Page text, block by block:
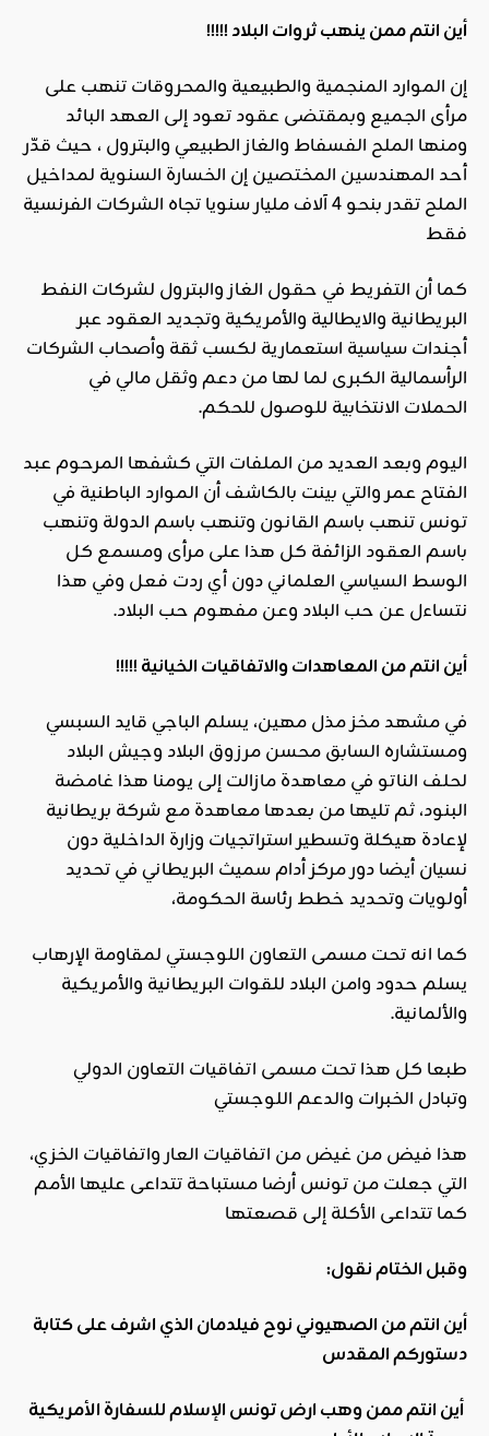
أين انتم ممن ينهب ثروات البلاد!!!!!
إن الموارد المنجمية والطبيعية والمحروقات تنهب على
مرأى الجميع وبمقتضى عقود تعود إلى العهد البائد
ومنها الملح الفسفاط والغاز الطبيعي والبترول ، حيث قدّر
أحد المهندسين المختصين إن الخسارة السنوية لمداخيل
الملح تقدر بنحو 4 آلاف مليار سنويا تجاه الشركات الفرنسية
فقط
كما أن التفريط في حقول الغاز والبترول لشركات النفط
البريطانية والايطالية والأمريكية وتجديد العقود عبر
أجندات سياسية استعمارية لكسب ثقة وأصحاب الشركات
الرأسمالية الكبرى لما لها من دعم وثقل مالي في
الحملات الانتخابية للوصول للحكم.
اليوم وبعد العديد من الملفات التي كشفها المرحوم عبد
الفتاح عمر والتي بينت بالكاشف أن الموارد الباطنية في
تونس تنهب باسم القانون وتنهب باسم الدولة وتنهب
باسم العقود الزائفة كل هذا على مرأى ومسمع كل
الوسط السياسي العلماني دون أي ردت فعل وفي هذا
نتساءل عن حب البلاد وعن مفهوم حب البلاد.
أين انتم من المعاهدات والاتفاقيات الخيانية!!!!!
في مشهد مخز مذل مهين، يسلم الباجي قايد السبسي
ومستشاره السابق محسن مرزوق البلاد وجيش البلاد
لحلف الناتو في معاهدة مازالت إلى يومنا هذا غامضة
البنود، ثم تليها من بعدها معاهدة مع شركة بريطانية
لإعادة هيكلة وتسطير استراتجيات وزارة الداخلية دون
نسيان أيضا دور مركز أدام سميث البريطاني في تحديد
أولويات وتحديد خطط رئاسة الحكومة،
كما انه تحت مسمى التعاون اللوجستي لمقاومة الإرهاب
يسلم حدود وامن البلاد للقوات البريطانية والأمريكية
والألمانية.
طبعا كل هذا تحت مسمى اتفاقيات التعاون الدولي
وتبادل الخبرات والدعم اللوجستي
هذا فيض من غيض من اتفاقيات العار واتفاقيات الخزي،
التي جعلت من تونس أرضا مستباحة تتداعى عليها الأمم
كما تتداعى الأكلة إلى قصعتها
وقبل الختام نقول:
أين انتم من الصهيوني نوح فيلدمان الذي اشرف على كتابة
دستوركم المقدس
أين انتم ممن وهب ارض تونس الإسلام للسفارة الأمريكية